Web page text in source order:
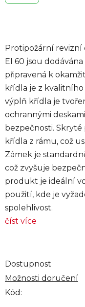
Protipožární
EI 60 jsou
připravená k
křídla je z
výplň křídla je
ochrannými
bezpečnosti.
křídla z rámu, což
Zámek je
což zvyšuje
produkt je ideální
použití, kde je
spolehlivost.
číst více
Dostupnost
Možnosti doručení
Kód: